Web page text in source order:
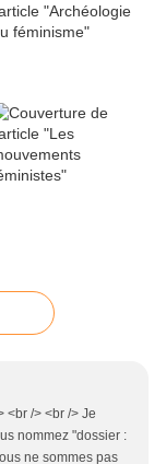
<br /> <br /> Je
nommez "dossier :
ne sommes pas